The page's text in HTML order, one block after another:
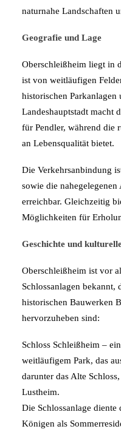
naturnahe Landschaften
Geografie und Lage
Oberschleißheim liegt in
ist von weitläufigen
historischen
Landeshauptstadt macht
für Pendler, während die
an Lebensqualität bietet.
Die Verkehrsanbindung
sowie die
erreichbar. Gleichzeitig
Möglichkeiten für
Geschichte und
Oberschleißheim ist vor
Schlossanlagen bekannt,
historischen Bauwerken
hervorzuheben sind:
Schloss Schleißheim –
weitläufigem Park, das
darunter das Alte
Lustheim.
Die Schlossanlage
Königen als